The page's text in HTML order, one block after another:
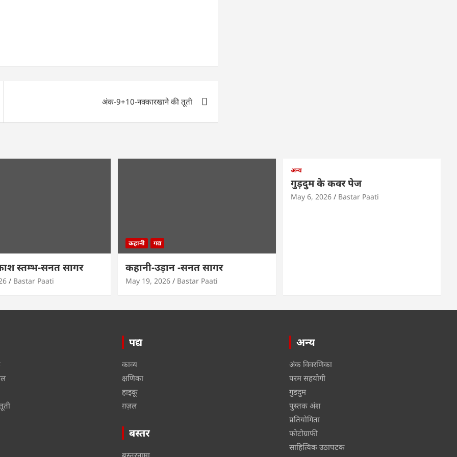
अंक-9+10-नक्कारखाने की तूती
स्तम्भ-सनत सागर
Bastar Paati
कहानी गद्य
कहानी-उड़ान -सनत सागर
May 19, 2026 Bastar Paati
अन्य
गुड़दुम के कवर पेज
May 6, 2026 Bastar Paati
पद्य
काव्य
क्षणिका
हाइकू
ग़ज़ल
बस्तर
बस्तरनामा
अन्य
अंक विवरणिका
परम सहयोगी
गुडदुम
पुस्तक अंश
प्रतियोगिता
फोटोग्राफी
साहित्यिक उठापटक